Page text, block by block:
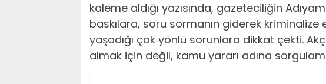
kaleme aldığı yazısında, gazeteciliğin
baskılara, soru sormanın giderek kriminalize
yaşadığı çok yönlü sorunlara dikkat çekti.
almak için değil, kamu yararı adına